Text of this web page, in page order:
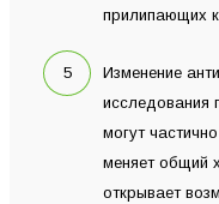
прилипающих
Изменение
исследования
могут
меняет общий
открывает